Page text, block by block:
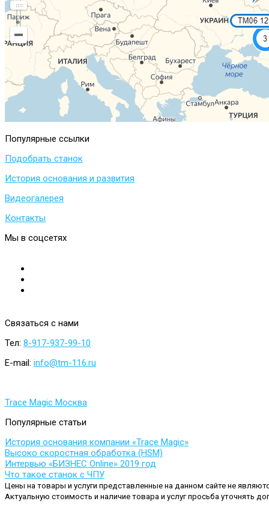
Популярные ссылки
Подобрать станок
История основания и развития
Видеогалерея
Контакты
Мы в соцсетях
Связаться с нами
Тел: 8-917-937-99-10
E-mail: info@tm-116.ru
Trace Magic Москва
Популярные статьи
История основания компании «Trace Magic»
Высоко скоростная обработка (HSM)
Интервью «БИЗНЕС Online» 2019 год
Что такое станок с ЧПУ
Цены на товары и услуги представленные на данном сайте не
Актуальную стоимость и наличие товара и услуг просьба уточнять